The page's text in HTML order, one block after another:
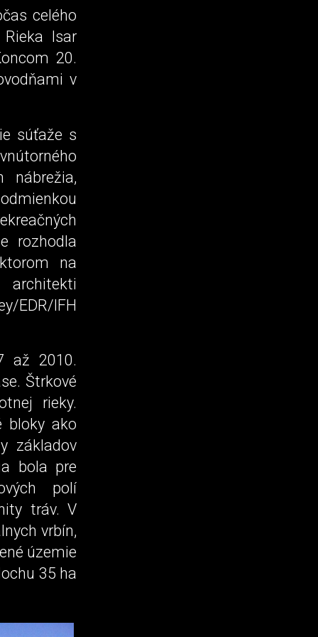
celého
Isar
20.
v
súťaže s
nábrežia,
rozhodla
na
EDR/IFH
až 2010.
Štrkové
rieky.
bloky ako
základov
bola pre
polí
tráv. V
vrbín,
územie
35 ha